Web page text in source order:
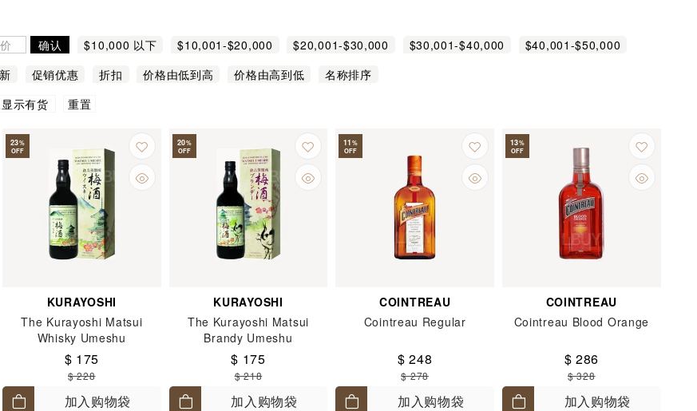
确认 $10,000 以下 $10,001-$20,000 $20,001-$30,000 $30,001-$40,000
$40,001-$50,000
促销优惠 折扣 价格由低到高 价格由高到低
名称排序
示有货 重置
23%
OFF
KURAYOSHI
The Kurayoshi Matsui
Whisky Umeshu
$ 175
$ 228
加入购物袋
20%
OFF
KURAYOSHI
The Kurayoshi Matsui
Brandy Umeshu
$ 175
$ 218
加入购物袋
11%
OFF
COINTREAU
Cointreau Regular
$ 248
$ 278
加入购物袋
13%
OFF
COINTREAU
Cointreau Blood Orange
$ 286
$ 328
加入购物袋